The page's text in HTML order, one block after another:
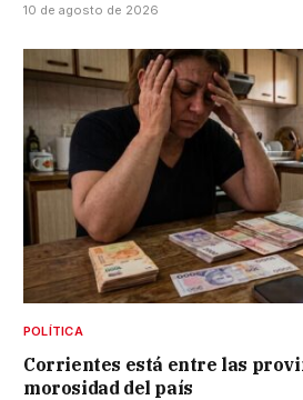
10 de agosto de 2026
POLÍTICA
Corrientes está entre las
morosidad del país